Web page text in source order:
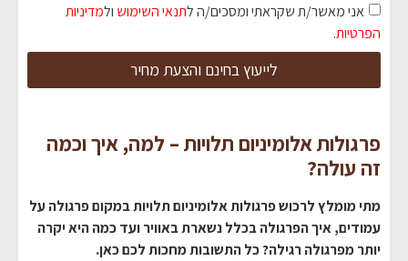
אני מאשר/ת שקראתי ומסכים/ה לתנאי השימוש ולמדיניות
הפרטיות.
לייעוץ בחינם והצעת מחיר
פרגולות אלומיניום תלויות – למה, איך וכמה
זה עולה?
מתי מומלץ לרכוש פרגולות אלומיניום תלויות במקום פרגולה על
עמודים, איך הפרגולה בכלל נשארת באוויר ועד כמה היא יקרה
יותר מפרגולה רגילה? כל התשובות מחכות לכם כאן.